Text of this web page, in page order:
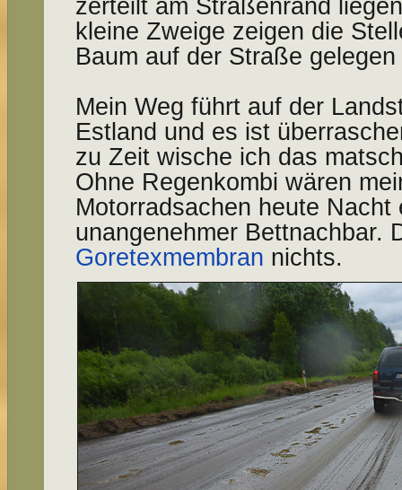
zerteilt am Straßenrand
kleine Zweige zeigen die
Baum auf der Straße
Mein Weg führt auf der
Estland und es ist
zu Zeit wische ich das
Ohne Regenkombi wären
Motorradsachen heute Nacht
unangenehmer Bettnachbar.
Goretexmembran nichts.